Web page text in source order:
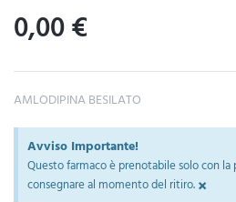
0,00€
AMLODIPINA BESILATO
Avviso Importante!
Questo farmaco è prenotabile solo con la
consegnare al momento del ritiro.×